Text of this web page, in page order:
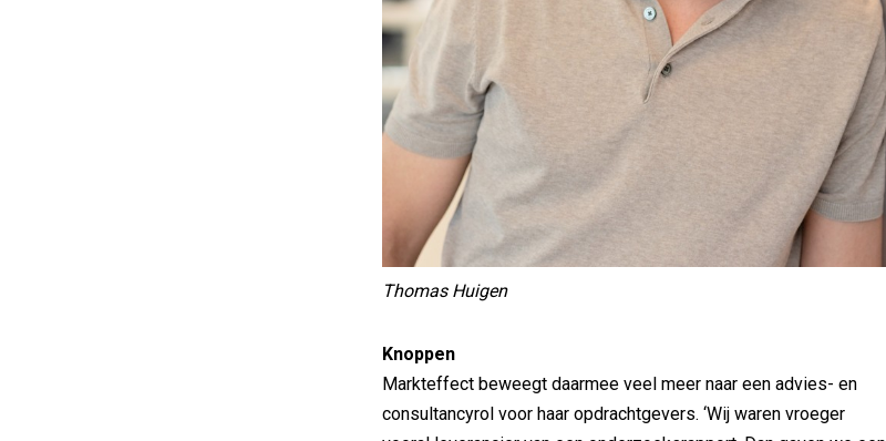
Thomas Huigen
Knoppen
Markteffect beweegt daarmee veel meer naar een advies- en
consultancyrol voor haar opdrachtgevers. ‘Wij waren vroeger